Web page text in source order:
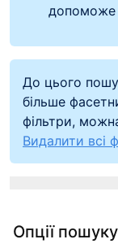
допоможе
До цього
більше
фільтри,
Видалити всі
Опції пошуку